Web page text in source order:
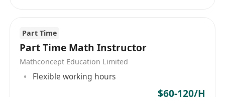
Part Time
Part Time Math Instructor
Mathconcept Education Limited
Flexible working hours
$60-120/H